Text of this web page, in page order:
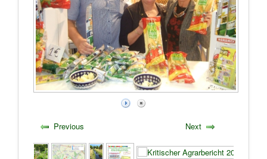
Previous Next